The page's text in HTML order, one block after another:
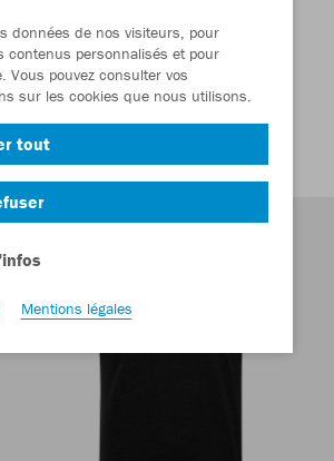
données de nos visiteurs, pour
contenus personnalisés et pour
Vous pouvez consulter vos
sur les cookies que nous utilisons.
tout
Mentions légales